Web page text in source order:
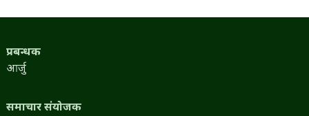
प्रबन्धक
आर्जु
समाचार संयोजक